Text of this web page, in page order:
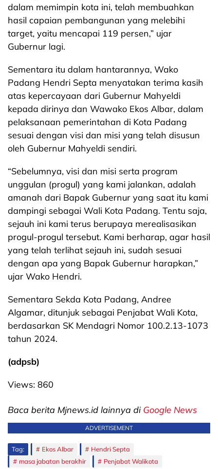
dalam memimpin kota ini, telah membuahkan
hasil capaian pembangunan yang melebihi
target, yaitu mencapai 119 persen,” ujar
Gubernur lagi.
Sementara itu dalam hantarannya, Wako
Padang Hendri Septa menyatakan terima kasih
atas kepercayaan dari Gubernur Mahyeldi
kepada dirinya dan Wawako Ekos Albar, dalam
pelaksanaan pemerintahan di Kota Padang
sesuai dengan visi dan misi yang telah disusun
oleh Gubernur Mahyeldi sendiri.
“Sebelumnya, visi dan misi serta program
unggulan (progul) yang kami jalankan, adalah
amanah dari Bapak Gubernur yang saat itu kami
dampingi sebagai Wali Kota Padang. Tentu saja,
sejauh ini kami terus berupaya merealisasikan
progul-progul tersebut. Kami berharap, agar hasil
yang telah terlihat sejauh ini, sudah sesuai
dengan apa yang Bapak Gubernur harapkan,”
ujar Wako Hendri.
Sementara Sekda Kota Padang, Andree
Algamar, ditunjuk sebagai Penjabat Wali Kota,
berdasarkan SK Mendagri Nomor 100.2.13-1073
tahun 2024.
(adpsb)
Views: 860
Baca berita Mjnews.id lainnya di Google News
ADVERTISEMENT
Tag: Ekos Albar
Hendri Septa
masa jabatan berakhir
Penjabat Walikota